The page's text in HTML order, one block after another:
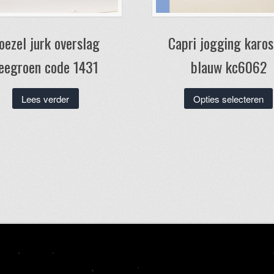
jurk overslag
code 1431
Lees verder
Capri jogging
blauw kc6062
Opties selecteren